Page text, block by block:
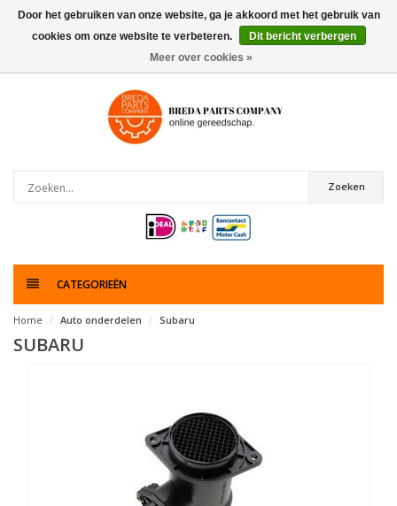
0artikelen
Zoeken
CATEGORIEËN
Home Auto onderdelen Subaru
SUBARU
Door het gebruiken van onze website, ga je akkoord met het gebruik van
cookies om onze website te verbeteren.
Dit bericht verbergen
Meer over cookies »